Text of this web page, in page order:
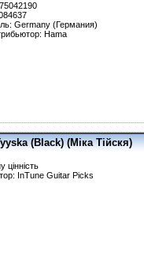
Germany (Германия)
Hama
(Black) (Міка Тійскя)
цінність
InTune Guitar Picks